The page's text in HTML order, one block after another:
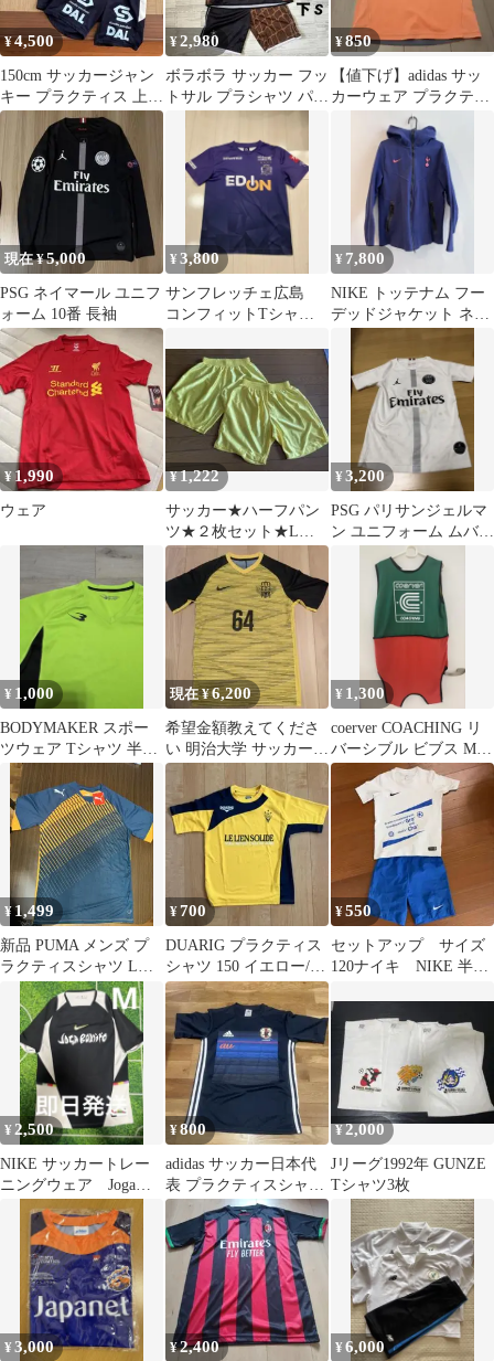
¥4,500
150cm サッカージャン
キー プラクティス 上下
セット
¥2,980
ボラボラ サッカー フッ
トサル プラシャツ パン
ツ 上下セットアップ ワ
¥850
【値下げ】adidas サッ
カーウェア プラクティ
スシャツ オレンジ S
現在 ¥5,000
PSG ネイマール ユニフ
ォーム 10番 長袖
¥3,800
サンフレッチェ広島
コンフィットTシャ
¥ 7,800
NIKE トッテナム フー
デッドジャケット ネイ
¥ 1,990
ウェア
¥1,222
サッカー★ハーフパン
ツ★２枚セット★Lサ
イズ
¥3,200
PSG パリサンジェルマ
ン ユニフォーム ムバッ
¥ 1,000
BODYMAKER スポー
ツウェア Tシャツ 半袖
ネオンイエロー
現在 ¥6,200
希望金額教えてくださ
い 明治大学 サッカー部
ユニフォーム
¥ 1,300
coerver COACHING リ
バーシブル ビブス Mサ
イズ
¥1,499
新品 PUMA メンズ プ
ラクティスシャツ Lサ
イズ サッカー
¥700
DUARIG プラクティス
シャツ 150 イエロー/ネ
イビー
¥550
セットアップ サイズ
120ナイキ NIKE 半ズ
ャ
¥ 2,500
NIKE サッカートレー
ニングウェア Joga
Bonito（ジョガ・ボニ
ート）
¥800
adidas サッカー日本代
表 プラクティスシャツ
JFA au
¥2,000
Jリーグ1992年 GUNZE
Tシャツ3枚
¥3,000 ¥2,400 ¥6,000